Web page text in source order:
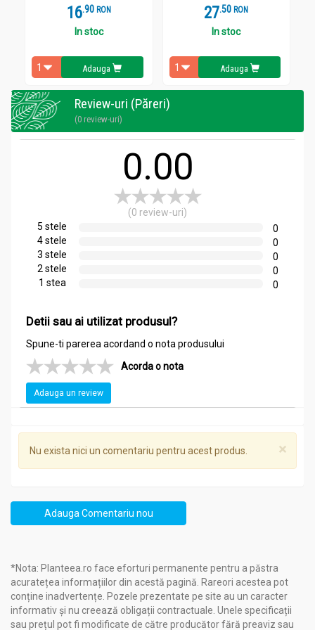
16.9 RON
In stoc
Adauga
27.5 RON
In stoc
Adauga
Review-uri (Păreri)
(0 review-uri)
0.00
(0 review-uri)
5 stele
0
4 stele
0
3 stele
0
2 stele
0
1 stea
0
Detii sau ai utilizat produsul?
Spune-ti parerea acordand o nota produsului
Acorda o nota
Adauga un review
×
Nu exista nici un comentariu pentru acest produs.
Adauga Comentariu nou
*Nota: Planteea.ro face eforturi permanente pentru a păstra
acuratețea informațiilor din acestă pagină. Rareori acestea pot
conține inadvertențe. Pozele prezentate pe site au un caracter
informativ și nu creează obligații contractuale. Unele specificații
sau prețul pot fi modificate de către producător fără preaviz sau